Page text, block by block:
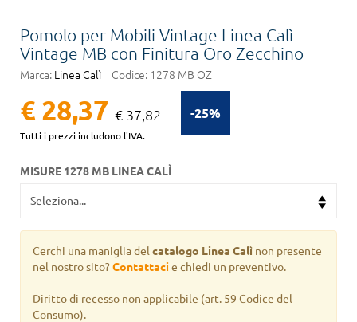
Pomolo per Mobili Vintage Linea Calì
Vintage MB con Finitura Oro Zecchino
Marca: Linea Calì Codice: 1278 MB OZ
-25%
€ 28,37 € 37,82
Tutti i prezzi includono l'IVA.
MISURE 1278 MB LINEA CALÌ
Cerchi una maniglia del catalogo Linea Calì non presente
nel nostro sito?Contattacie chiedi un preventivo.
Diritto di recesso non applicabile (art. 59 Codice del
Consumo).